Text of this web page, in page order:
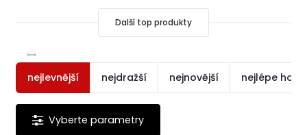
Další top produkty
nejlevnější nejdražší nejnovější nejlépe